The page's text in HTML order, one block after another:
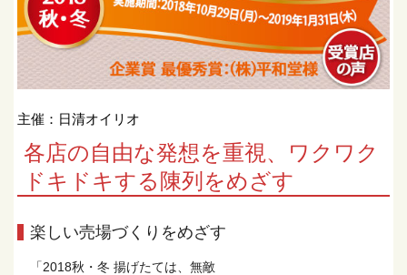
主催：日清オイリオ
各店の自由な発想を重視、ワクワク
ドキドキする陳列をめざす
楽しい売場づくりをめざす
「2018秋・冬 揚げたては、無敵